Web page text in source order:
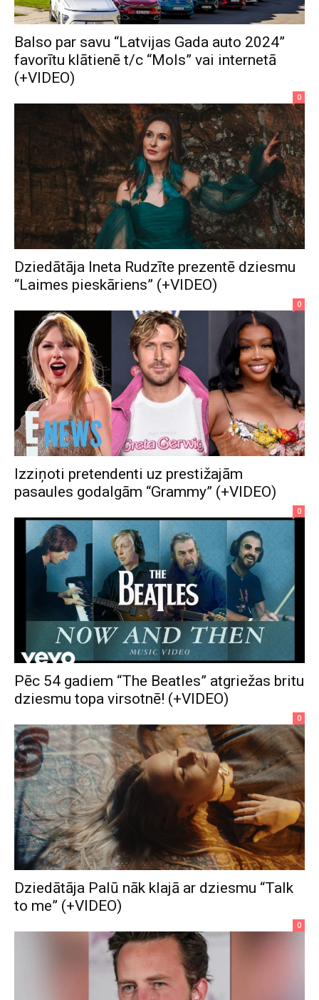
Balso par savu “Latvijas Gada auto 2024”
favorītu klātienē t/c “Mols” vai internetā
(+VIDEO)
0
Dziedātāja Ineta Rudzīte prezentē dziesmu
“Laimes pieskāriens” (+VIDEO)
0
Izziņoti pretendenti uz prestižajām
pasaules godalgām “Grammy” (+VIDEO)
0
Pēc 54 gadiem “The Beatles” atgriežas britu
dziesmu topa virsotnē! (+VIDEO)
0
Dziedātāja Palū nāk klajā ar dziesmu “Talk
to me” (+VIDEO)
0